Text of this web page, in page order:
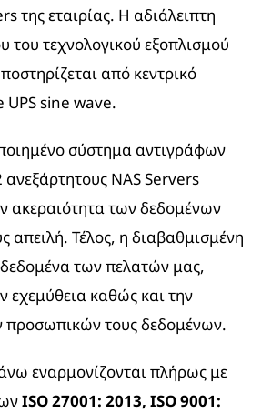
της εταιρίας. Η αδιάλειπτη
του τεχνολογικού εξοπλισμού
από κεντρικό
sine wave.
σύστημα αντιγράφων
ανεξάρτητους NAS Servers
ακεραιότητα των δεδομένων
απειλή. Τέλος, η διαβαθμισμένη
των πελατών μας,
εχεμύθεια καθώς και την
προσωπικών τους δεδομένων.
εναρμονίζονται πλήρως με
ISO 27001: 2013, ISO 9001: